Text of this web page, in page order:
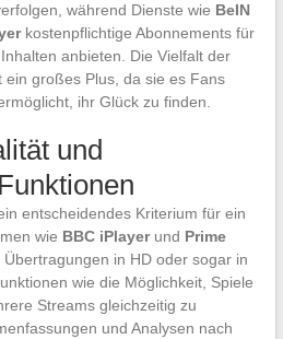
während Dienste wie BeIN
kostenpflichtige Abonnements für
anbieten. Die Vielfalt der
großes Plus, da sie es Fans
ihr Glück zu finden.
und
entscheidendes Kriterium für ein
wie BBC iPlayerund Prime
in HD oder sogar in
wie die Möglichkeit, Spiele
Streams gleichzeitig zu
und Analysen nach